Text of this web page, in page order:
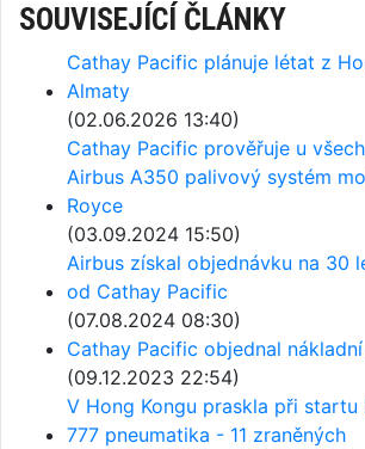
SOUVISEJÍCÍ ČLÁNKY
Cathay Pacific plánuje létat z
Almaty
(02.06.2026 13:40)
Cathay Pacific prověřuje u
Airbus A350 palivový systém
Royce
(03.09.2024 15:50)
Airbus získal objednávku na 30
od Cathay Pacific
(07.08.2024 08:30)
Cathay Pacific objednal
(09.12.2023 22:54)
V Hong Kongu praskla při startu
777 pneumatika - 11 zraněných